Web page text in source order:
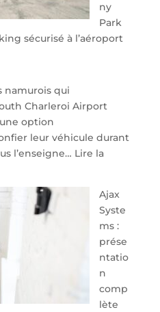
ny
Park
sécurisé à l’aéroport
namurois qui
Charleroi Airport
option
leur véhicule durant
l’enseigne… Lire la
Ajax
Syste
ms :
prése
ntatio
n
comp
lète